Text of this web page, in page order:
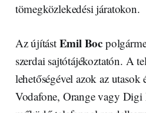
tömegközlekedési járatokon.
Az újítást Emil Boc
szerdai sajtótájékoztatón. A
lehetőségével azok az
Vodafone, Orange vagy